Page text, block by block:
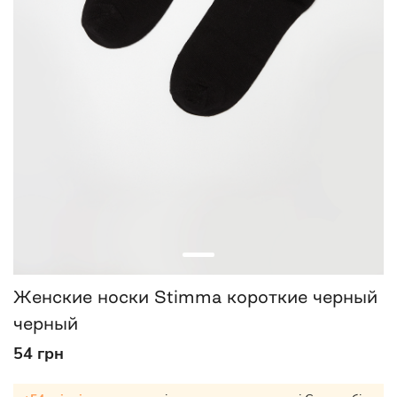
Женские носки Stimma короткие черный
черный
54 грн